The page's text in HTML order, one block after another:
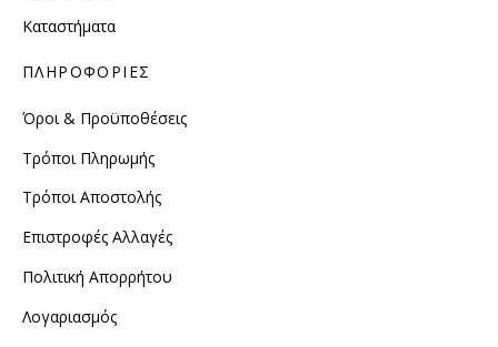
Καταστήματα
ΠΛΗΡΟΦΟΡΙΕΣ
Όροι & Προϋποθέσεις
Τρόποι Πληρωμής
Τρόποι Αποστολής
Επιστροφές Αλλαγές
Πολιτική Απορρήτου
Λογαριασμός